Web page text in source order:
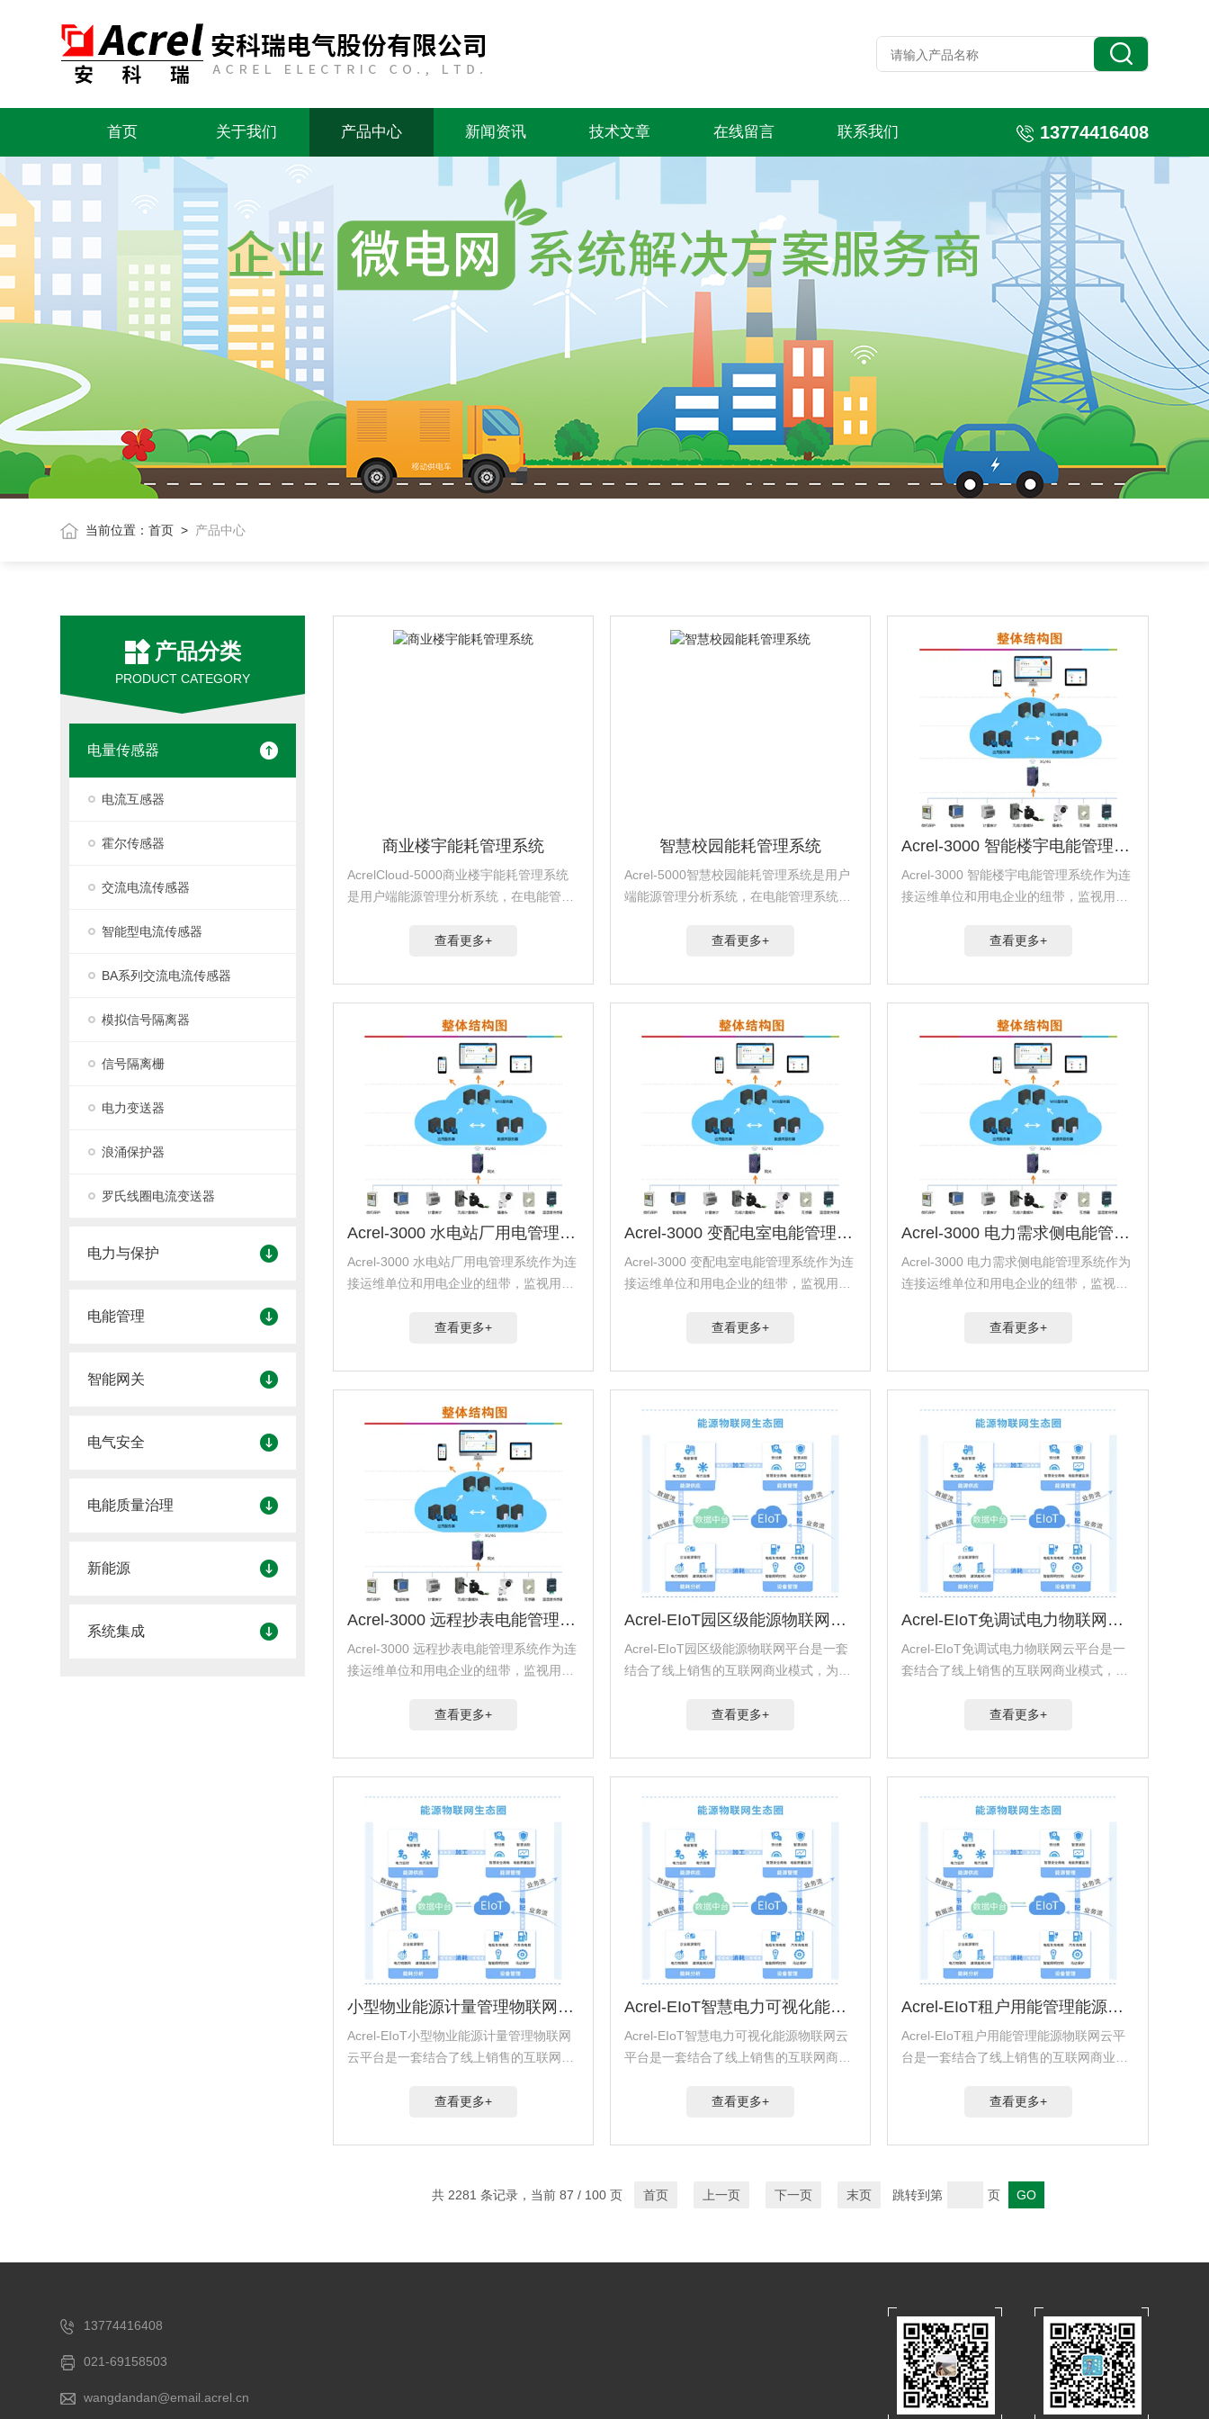
首页 关于我们 产品中心 新闻资讯 技术文章 在线留言 联系我们 13774416408
当前位置：首页 > 产品中心
产品分类
PRODUCT CATEGORY
电量传感器
电流互感器
霍尔传感器
交流电流传感器
智能型电流传感器
BA系列交流电流传感器
模拟信号隔离器
信号隔离栅
电力变送器
浪涌保护器
罗氏线圈电流变送器
电力与保护
电能管理
智能网关
电气安全
电能质量治理
新能源
系统集成
商业楼宇能耗管理系统
AcrelCloud-5000商业楼宇能耗管理系统
是用户端能源管理分析系统，在电能管理
热(冷)量等集中采集与分析，通过对用户
据和...
查看更多+
智慧校园能耗管理系统
Acrel-5000智慧校园能耗管理系统是用户
端能源管理分析系统，在电能管理系统的
量等集中采集与分析，通过对用户端所有
表向管理...
查看更多+
Acrel-3000 智能楼宇电能管理系统
Acrel-3000 智能楼宇电能管理系统作为连
接运维单位和用电企业的纽带，监视用户
提供更好的运维服务。平台提供用户概
分析、日/...
查看更多+
Acrel-3000 水电站厂用电管理系统
Acrel-3000 水电站厂用电管理系统作为连
接运维单位和用电企业的纽带，监视用户
提供更好的运维服务。平台提供用户概
分析、日/...
查看更多+
Acrel-3000 变配电室电能管理系统
Acrel-3000 变配电室电能管理系统作为连
接运维单位和用电企业的纽带，监视用户
提供更好的运维服务。平台提供用户概
分析、日/...
查看更多+
Acrel-3000 电力需求侧电能管理系统
Acrel-3000 电力需求侧电能管理系统作为
连接运维单位和用电企业的纽带，监视用
户提供更好的运维服务。平台提供用户概
分析、日...
查看更多+
Acrel-3000 远程抄表电能管理系统
Acrel-3000 远程抄表电能管理系统作为连
接运维单位和用电企业的纽带，监视用户
提供更好的运维服务。平台提供用户概
分析、日/...
查看更多+
Acrel-EIoT园区级能源物联网平台
Acrel-EIoT园区级能源物联网平台是一套
结合了线上销售的互联网商业模式，为分
台。用户完成安科瑞物联网产品安装之
平台，无需...
查看更多+
Acrel-EIoT免调试电力物联网云平台
Acrel-EIoT免调试电力物联网云平台是一
套结合了线上销售的互联网商业模式，为
平台。用户完成安科瑞物联网产品安装之
平台，无...
查看更多+
小型物业能源计量管理物联网云平台
Acrel-EIoT小型物业能源计量管理物联网
云平台是一套结合了线上销售的互联网商
PAAS服务的平台。用户完成安科瑞物联
实现产品接...
查看更多+
Acrel-EIoT智慧电力可视化能源物联网云平台
Acrel-EIoT智慧电力可视化能源物联网云
平台是一套结合了线上销售的互联网商业
PAAS服务的平台。用户完成安科瑞物联
实现产品接入...
查看更多+
Acrel-EIoT租户用能管理能源物联网云平台
Acrel-EIoT租户用能管理能源物联网云平
台是一套结合了线上销售的互联网商业模
服务的平台。用户完成安科瑞物联网产品
品接入平...
查看更多+
共 2281 条记录，当前 87 / 100 页 首页 上一页 下一页 末页 跳转到第 页
13774416408
021-69158503
wangdandan@email.acrel.cn